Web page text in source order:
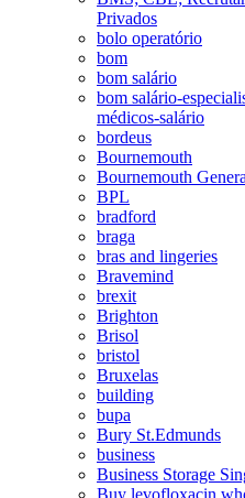
Privados
bolo operatório
bom
bom salário
bom salário-
médicos-salário
bordeus
Bournemouth
Bournemouth
BPL
bradford
braga
bras and lingeries
Bravemind
brexit
Brighton
Brisol
bristol
Bruxelas
building
bupa
Bury St.Edmunds
business
Business Storage
Buy levofloxacin